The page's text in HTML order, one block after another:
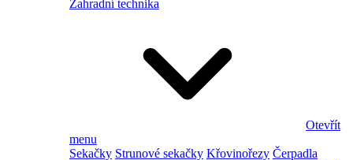
Zahradní technika
Otevřít
menu
Sekačky Strunové sekačky Křovinořezy Čerpadla